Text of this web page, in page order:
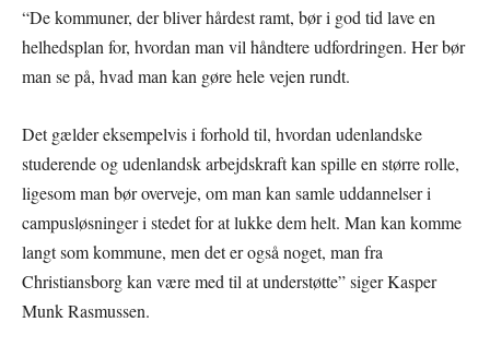
“De kommuner, der bliver hårdest ramt, bør i god tid lave en
helhedsplan for, hvordan man vil håndtere udfordringen. Her bør
man se på, hvad man kan gøre hele vejen rundt.
Det gælder eksempelvis i forhold til, hvordan udenlandske
studerende og udenlandsk arbejdskraft kan spille en større rolle,
ligesom man bør overveje, om man kan samle uddannelser i
campusløsninger i stedet for at lukke dem helt. Man kan komme
langt som kommune, men det er også noget, man fra
Christiansborg kan være med til at understøtte” siger Kasper
Munk Rasmussen.